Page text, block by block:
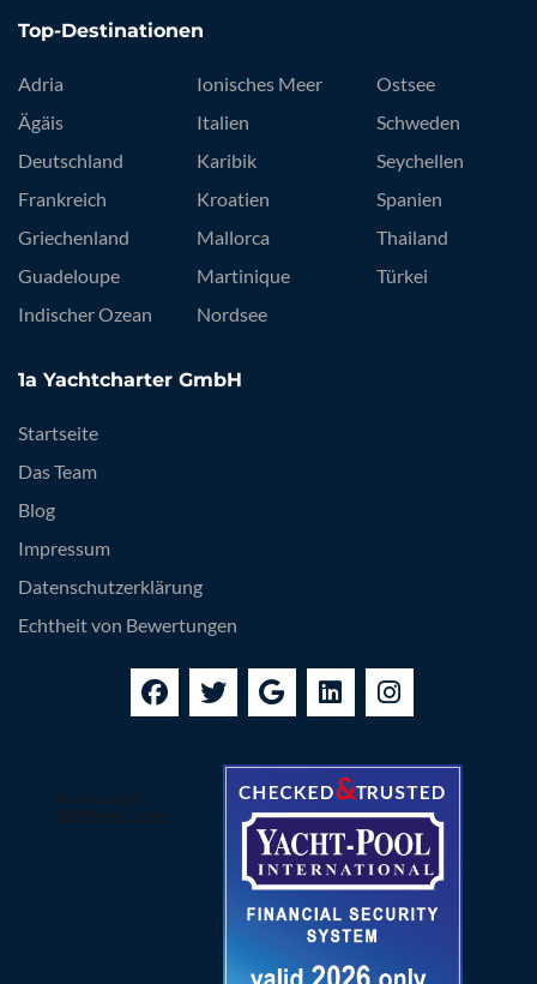
Top-Destinationen
Adria
Ägäis
Deutschland
Frankreich
Griechenland
Guadeloupe
Indischer Ozean
Ionisches Meer
Italien
Karibik
Kroatien
Mallorca
Martinique
Nordsee
Ostsee
Schweden
Seychellen
Spanien
Thailand
Türkei
1a Yachtcharter GmbH
Startseite
Das Team
Blog
Impressum
Datenschutzerklärung
Echtheit von Bewertungen